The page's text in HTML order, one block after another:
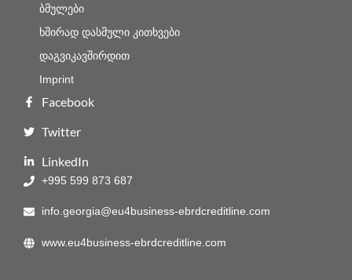
ბმულები
ხშირად დასმული კითხვები
დაგვიკავშირდით
Imprint
Facebook
Twitter
LinkedIn
+995 599 873 687
info.georgia@eu4business-ebrdcreditline.com
www.eu4business-ebrdcreditline.com